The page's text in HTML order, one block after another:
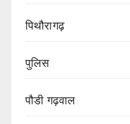
पिथौरागढ़
पुलिस
पौडी गढ़वाल